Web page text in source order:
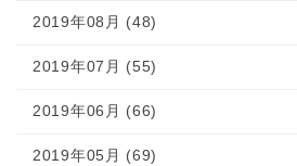
2019年08月 (48)
2019年07月 (55)
2019年06月 (66)
2019年05月 (69)